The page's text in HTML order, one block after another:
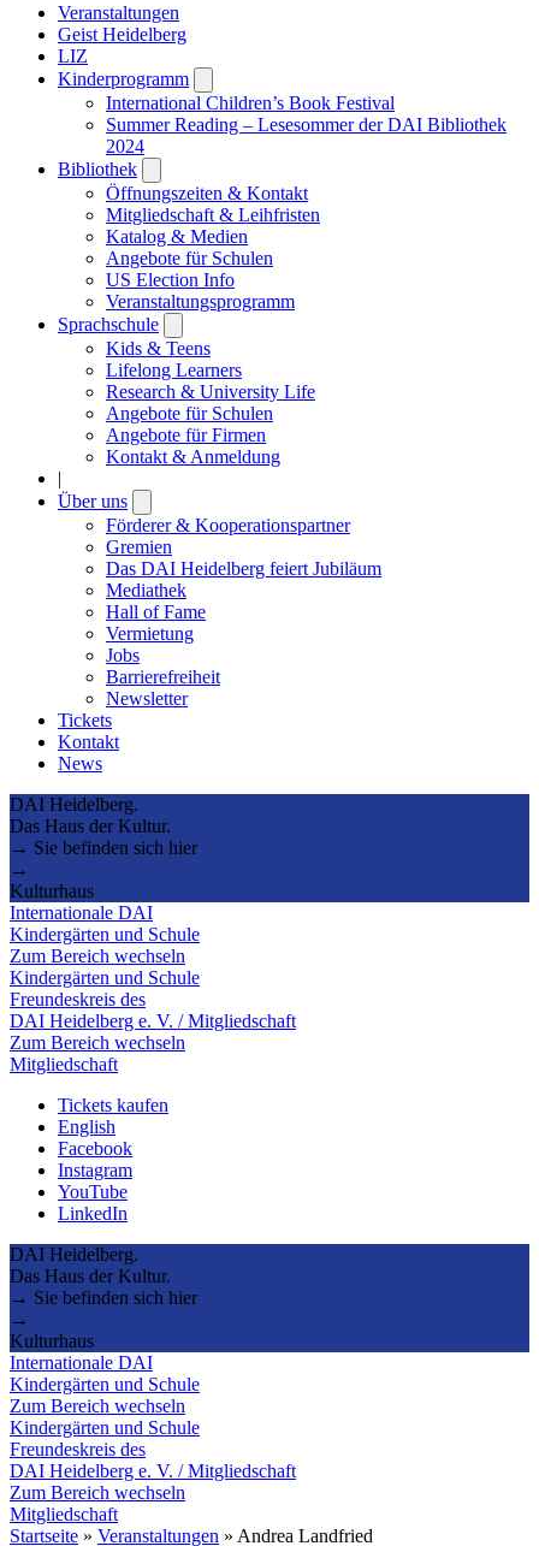
Veranstaltungen
Geist Heidelberg
LIZ
Kinderprogramm
submenu
International Children’s Book Festival
Summer Reading – Lesesommer der DAI Bibliothek
2024
Bibliothek
submenu
Öffnungszeiten & Kontakt
Mitgliedschaft & Leihfristen
Katalog & Medien
Angebote für Schulen
US Election Info
Veranstaltungsprogramm
Sprachschule
submenu
Kids & Teens
Lifelong Learners
Research & University Life
Angebote für Schulen
Angebote für Firmen
Kontakt & Anmeldung
|
Über uns
submenu
Förderer & Kooperationspartner
Gremien
Das DAI Heidelberg feiert Jubiläum
Mediathek
Hall of Fame
Vermietung
Jobs
Barrierefreiheit
Newsletter
Tickets
Kontakt
News
DAI Heidelberg.
Das Haus der Kultur.
→ Sie befinden sich hier
→
Kulturhaus
Internationale DAI
Kindergärten und Schule
Zum Bereich wechseln
Kindergärten und Schule
Freundeskreis des
DAI Heidelberg e. V. / Mitgliedschaft
Zum Bereich wechseln
Mitgliedschaft
Tickets kaufen
English
Facebook
Instagram
YouTube
LinkedIn
DAI Heidelberg.
Das Haus der Kultur.
→ Sie befinden sich hier
→
Kulturhaus
Internationale DAI
Kindergärten und Schule
Zum Bereich wechseln
Kindergärten und Schule
Freundeskreis des
DAI Heidelberg e. V. / Mitgliedschaft
Zum Bereich wechseln
Mitgliedschaft
Startseite » Veranstaltungen » Andrea Landfried